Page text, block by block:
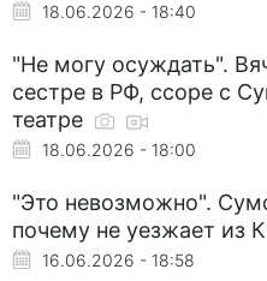
18.06.2026 - 18:40
"Не могу осуждать".
сестре в РФ, ссоре с
театре
18.06.2026 - 18:00
"Это невозможно".
почему не уезжает из
16.06.2026 - 18:58